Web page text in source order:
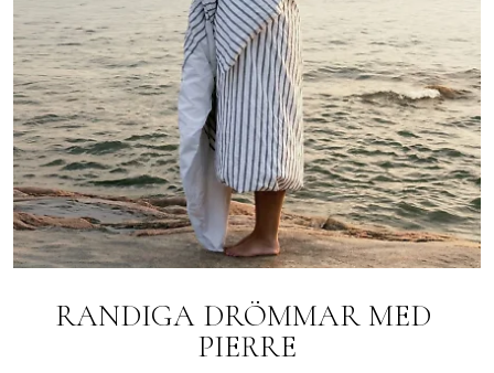
RANDIGA DRÖMMAR MED
PIERRE